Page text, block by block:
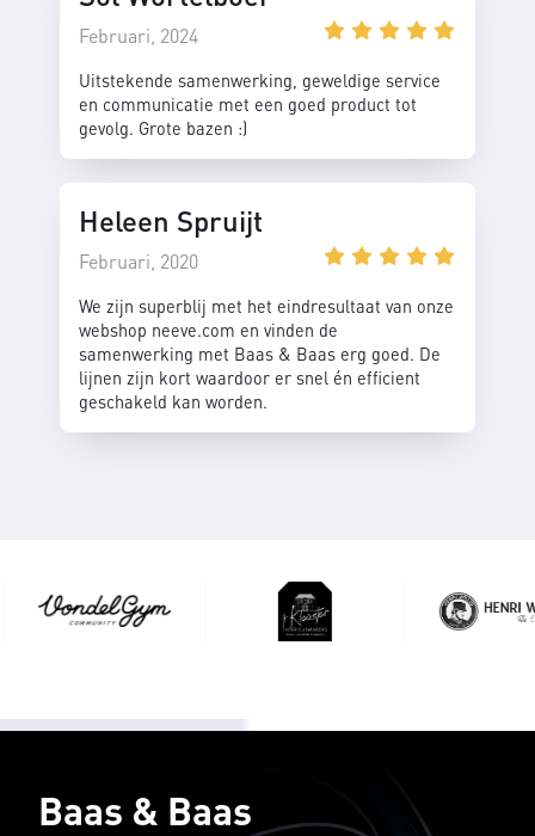
Februari, 2024
Uitstekende samenwerking, geweldige service
en communicatie met een goed product tot
gevolg. Grote bazen :)
Heleen Spruijt
Februari, 2020
We zijn superblij met het eindresultaat van onze
webshop neeve.com en vinden de
samenwerking met Baas & Baas erg goed. De
lijnen zijn kort waardoor er snel én efficient
geschakeld kan worden.
Baas & Baas